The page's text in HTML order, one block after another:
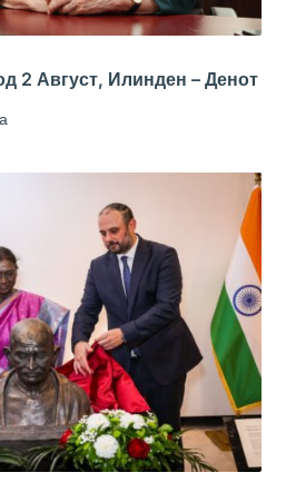
2 Август, Илинден – Денот